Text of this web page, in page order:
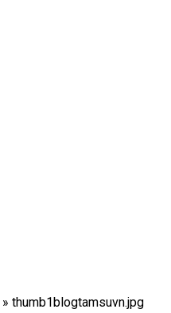
» thumb1blogtamsuvn.jpg